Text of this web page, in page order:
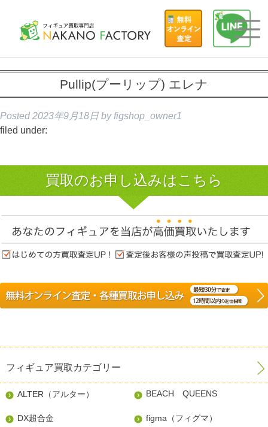
Pullip(プーリップ) エレナ
Posted 2023年9月18日 by figshop_owner1
filed under:
買取のお申し込みはこちら
フィギュア買取カテゴリー
ALTER（アルター） BEACH QUEENS
DX超合金 figma（フィグマ）